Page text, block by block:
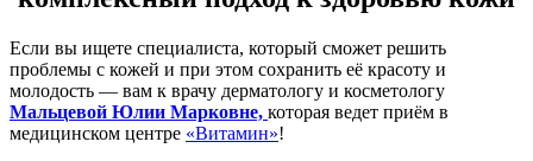
Если вы ищете специалиста, который сможет решить
проблемы с кожей и при этом сохранить её красоту и
молодость — вам к врачу дерматологу и косметологу
Мальцевой Юлии Марковне, которая ведет приём в
медицинском центре «Витамин»!